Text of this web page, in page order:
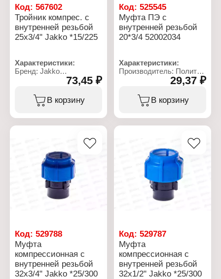
Код: 567602
Тройник компрес. с
внутренней резьбой
25x3/4" Jakko *15/225
Характеристики:
Бренд: Jakko
Артикул: 704086254T
Тип товара: Тройник
Тип: компрессионный
Диаметр присоединения:
Рабочее давление: до 10
Температура
применения: от 0 до +40
73,45 ₽
В корзину
Код:525545
Муфта ПЭ с
внутренней резьбой
20*3/4 52002034
Характеристики:
Производитель: Политек
Линейка: ТПК-АКВА
Артикул: 52002034
Тип товара: Муфта
Вид: переходная
температура: 40 С
Номинальное давление:
Материал: полиэтилен
низкого давления
Резьба присоединения:
29,37 ₽
В корзину
Код: 529788
Муфта
компрессионная с
внутренней резьбой
32x3/4" Jakko *25/300
Код:529787
Муфта
компрессионная с
внутренней резьбой
32x1/2" Jakko *25/300